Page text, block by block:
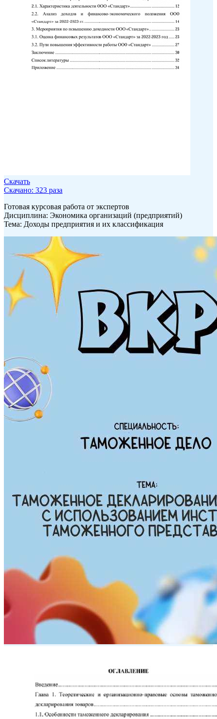
Скачать
Скачано: 323 раза
Готовая курсовая работа от экспертов
Дисциплина: Экономика организаций (предприятий)
Тема: Доходы предприятия и их классификация